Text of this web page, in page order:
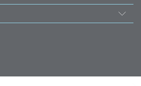
Gebrauch